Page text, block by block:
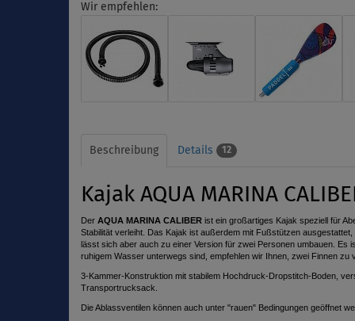
Wir empfehlen:
Beschreibung Details 12
Kajak AQUA MARINA
Der AQUA MARINA CALIBER ist ein großartiges Kajak speziell für
Stabilität verleiht. Das Kajak ist außerdem mit Fußstützen
lässt sich aber auch zu einer Version für zwei Personen umbauen. Es
ruhigem Wasser unterwegs sind, empfehlen wir Ihnen, zwei Finnen
3-Kammer-Konstruktion mit stabilem Hochdruck-Dropstitch-Boden,
Transportrucksack.
Die Ablassventilen können auch unter "rauen" Bedingungen geöffnet